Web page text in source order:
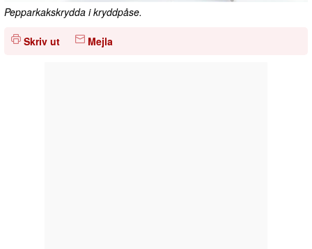
Pepparkakskrydda i kryddpåse.
Skriv ut Mejla